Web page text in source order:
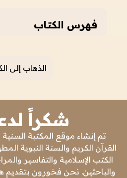
فهرس الكتاب
الذهاب إلى
شكراً
تم إنشاء موقع المكتبة
القرآن الكريم والسنة النبوية
الكتب الإسلامية والتفاسير
والباحثين. نحن فخورون بتقديم